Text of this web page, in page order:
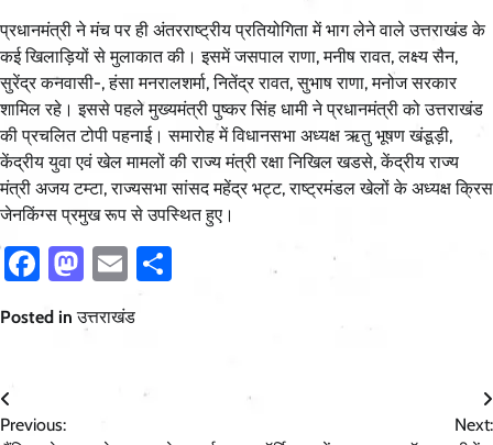
प्रधानमंत्री ने मंच पर ही अंतरराष्ट्रीय प्रतियोगिता में भाग लेने वाले उत्तराखंड के
कई खिलाड़ियों से मुलाकात की। इसमें जसपाल राणा, मनीष रावत, लक्ष्य सैन,
सुरेंद्र कनवासी-, हंसा मनरालशर्मा, नितेंद्र रावत, सुभाष राणा, मनोज सरकार
शामिल रहे। इससे पहले मुख्यमंत्री पुष्कर सिंह धामी ने प्रधानमंत्री को उत्तराखंड
की प्रचलित टोपी पहनाई। समारोह में विधानसभा अध्यक्ष ऋतु भूषण खंडूड़ी,
केंद्रीय युवा एवं खेल मामलों की राज्य मंत्री रक्षा निखिल खडसे, केंद्रीय राज्य
मंत्री अजय टम्टा, राज्यसभा सांसद महेंद्र भट्ट, राष्ट्रमंडल खेलों के अध्यक्ष क्रिस
जेनकिंग्स प्रमुख रूप से उपस्थित हुए।
Facebook
Mastodon
Email
Posted inउत्तराखंड
Post
Previous:
Next: